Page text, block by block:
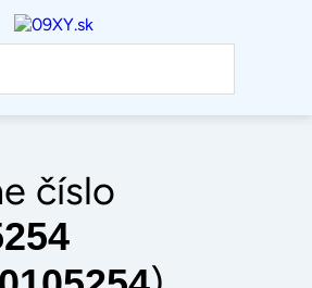
číslo